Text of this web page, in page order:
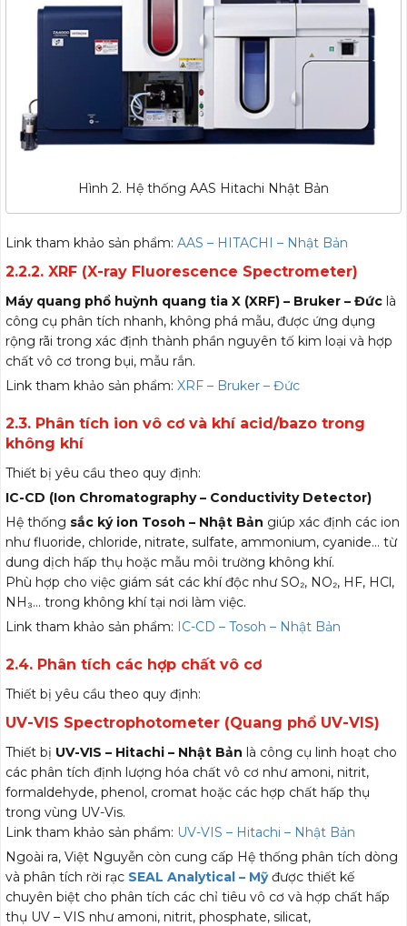
Hình 2. Hệ thống AAS Hitachi Nhật Bản
Link tham khảo sản phẩm: AAS – HITACHI – Nhật Bản
2.2.2. XRF (X-ray Fluorescence Spectrometer)
Máy quang phổ huỳnh quang tia X (XRF) – Bruker – Đức là
công cụ phân tích nhanh, không phá mẫu, được ứng dụng
rộng rãi trong xác định thành phần nguyên tố kim loại và hợp
chất vô cơ trong bụi, mẫu rắn.
Link tham khảo sản phẩm: XRF – Bruker – Đức
2.3. Phân tích ion vô cơ và khí acid/bazo trong
không khí
Thiết bị yêu cầu theo quy định:
IC-CD (Ion Chromatography – Conductivity Detector)
Hệ thống sắc ký ion Tosoh – Nhật Bản giúp xác định các ion
như fluoride, chloride, nitrate, sulfate, ammonium, cyanide… từ
dung dịch hấp thụ hoặc mẫu môi trường không khí.
Phù hợp cho việc giám sát các khí độc như SO₂, NO₂, HF, HCl,
NH₃… trong không khí tại nơi làm việc.
Link tham khảo sản phẩm: IC-CD – Tosoh – Nhật Bản
2.4. Phân tích các hợp chất vô cơ
Thiết bị yêu cầu theo quy định:
UV-VIS Spectrophotometer (Quang phổ UV-VIS)
Thiết bị UV-VIS – Hitachi – Nhật Bản là công cụ linh hoạt cho
các phân tích định lượng hóa chất vô cơ như amoni, nitrit,
formaldehyde, phenol, cromat hoặc các hợp chất hấp thụ
trong vùng UV-Vis.
Link tham khảo sản phẩm: UV-VIS – Hitachi – Nhật Bản
Ngoài ra, Việt Nguyễn còn cung cấp Hệ thống phân tích dòng
và phân tích rời rạc SEAL Analytical – Mỹđược thiết kế
chuyên biệt cho phân tích các chỉ tiêu vô cơ và hợp chất hấp
thụ UV – VIS như amoni, nitrit, phosphate, silicat,